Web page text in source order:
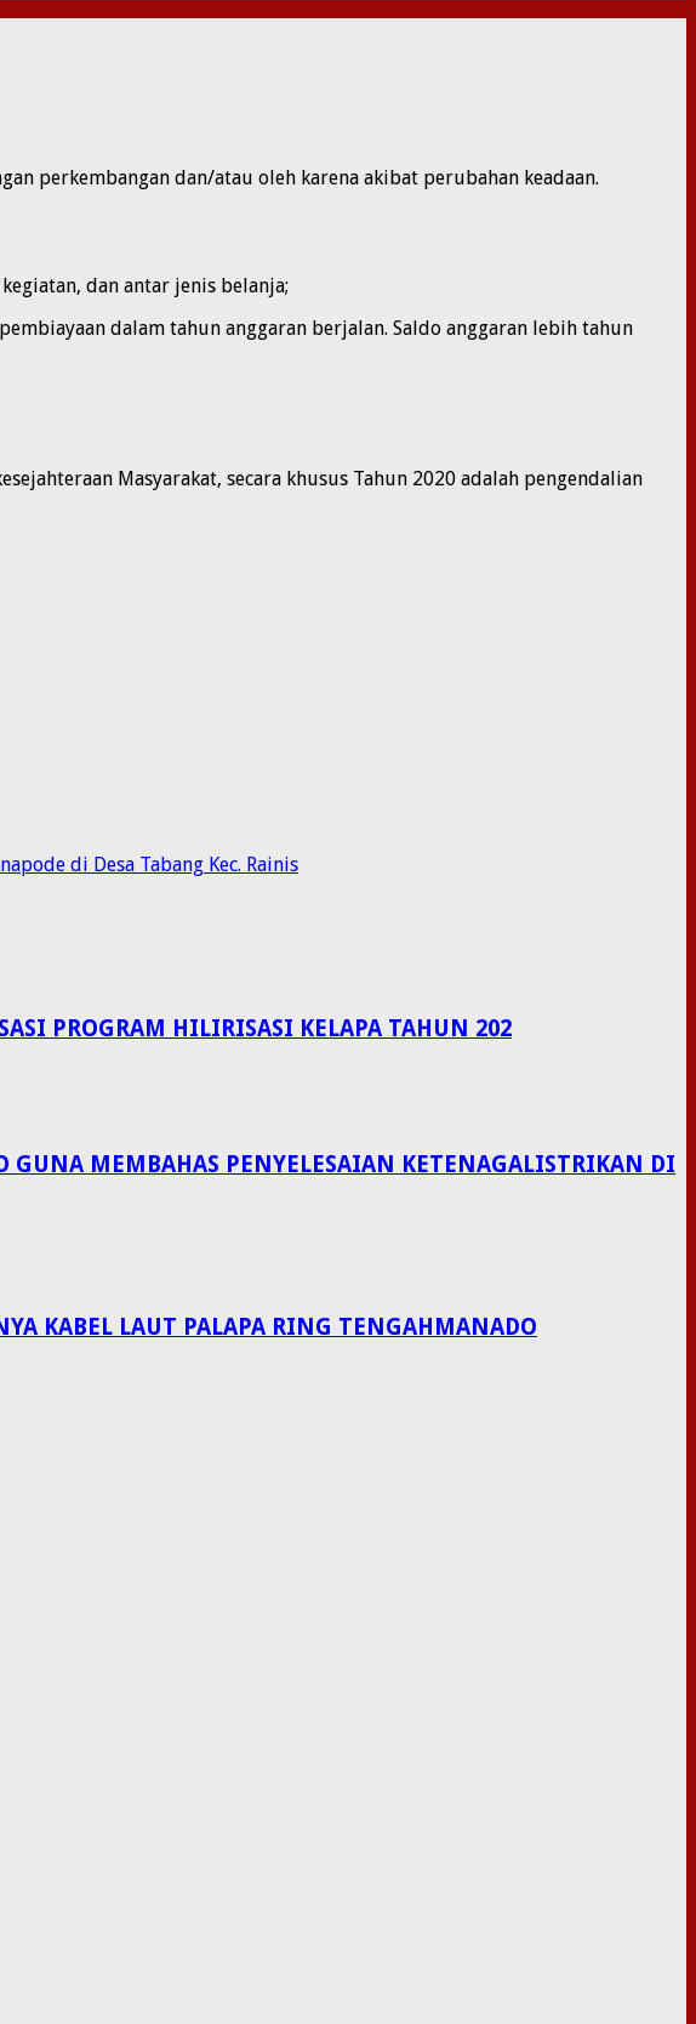
perkembangan dan/atau oleh karena akibat perubahan keadaan.
dan antar jenis belanja;
dalam tahun anggaran berjalan. Saldo anggaran lebih tahun
Masyarakat, secara khusus Tahun 2020 adalah pengendalian
di Desa Tabang Kec. Rainis
PROGRAM HILIRISASI KELAPA TAHUN 202
GUNA MEMBAHAS PENYELESAIAN KETENAGALISTRIKAN DI
KABEL LAUT PALAPA RING TENGAHMANADO